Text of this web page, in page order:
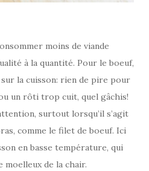
moins de viande
à la quantité. Pour le boeuf,
la cuisson: rien de pire pour
un rôti trop cuit, quel gâchis!
surtout lorsqu’il s’agit
comme le filet de boeuf. Ici
en basse température, qui
de la chair.